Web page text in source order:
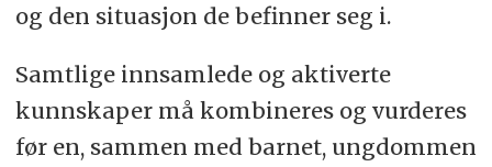
og den situasjon de befinner seg i.
Samtlige innsamlede og aktiverte
kunnskaper må kombineres og vurderes
før en, sammen med barnet, ungdommen